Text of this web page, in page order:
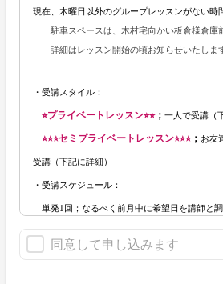
現在、木曜日以外のグループレッスンがない時
駐車スペースは、木村宅向かい板倉様倉庫前
詳細はレッスン開始の頃お知らせいたしま
・受講スタイル：
⭐︎プライベートレッスン⭐︎⭐︎； 一人 で受講（
⭐︎⭐︎⭐︎セミ プライベートレッスン⭐︎⭐︎⭐︎； お友
受講 （下記に詳細）
・受講スケジュール：
単発1回；なるべく前月中に希望日を講師と
月3回；受講曜日固定で原則第1週から第3週
・夏7月初旬と冬12月初旬に開催するコンサート
同意して申し込みます